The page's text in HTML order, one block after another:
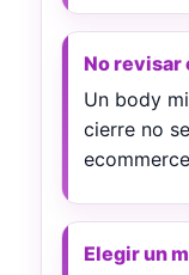
No revisar
Un body
cierre no
Elegir un